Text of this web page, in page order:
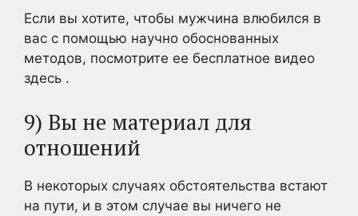
Если вы хотите, чтобы мужчина влюбился в
вас с помощью научно обоснованных
методов, посмотрите ее бесплатное видео
здесь .
9) Вы не материал для
отношений
В некоторых случаях обстоятельства встают
на пути, и в этом случае вы ничего не